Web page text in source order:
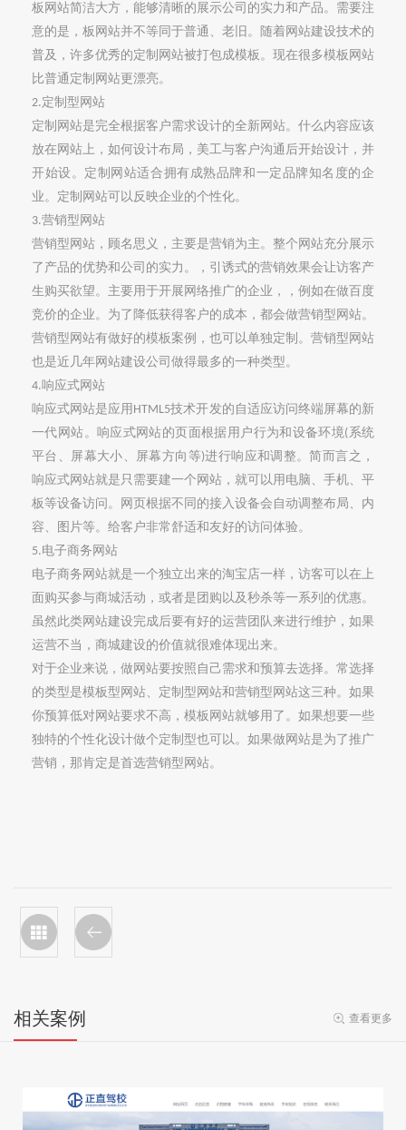
板网站简洁大方，能够清晰的展示公司的实力和产品。需要注
意的是，板网站并不等同于普通、老旧。随着网站建设技术的
普及，许多优秀的定制网站被打包成模板。现在很多模板网站
比普通定制网站更漂亮。
2.定制型网站
定制网站是完全根据客户需求设计的全新网站。什么内容应该
放在网站上，如何设计布局，美工与客户沟通后开始设计，并
开始设。定制网站适合拥有成熟品牌和一定品牌知名度的企
业。定制网站可以反映企业的个性化。
3.营销型网站
营销型 网站，顾名思义，主要是营销为主。整个网站充分展示
了产品的优势和公司的实力。
，引诱式的营销效果会让访客产
生购买欲望。 主要用于开展网络推广的企业 ， ，例如在做 百度
竞价的企业。为了降低获得客户的成本， 都会做营销型网站。
营销型网站有做好的模板案例，也可以单独定制。营销型网站
也是近几年网站建设公司做得最多的一种类型。
4.响应式网站
响应式网站是应用 HTML5技术开发的自适应访问终端屏幕的新
一代网站。响应式网站的页面根据用户行为和设备环境( 系统
平台、屏幕大小、屏幕方向等)进行响应和调整。简而言之，
响应式网站就是只需要建一个网站，就可以用电脑、手机、平
板等设备访问。网页根据不同的接入设备会自动调整布局、内
容、图片等。给客户非常舒适和友好的访问体验。
5.电子商务网站
电子商务网站就是一个独立出来的淘宝店一样，访客可以在上
面购买参与商城活动，或者是团购以及秒杀等一系列的优惠。
虽然此类网站建设完成后要有好的运营团队来进行维护，如果
运营不当，商城建设的价值就很难体现出来。
对于企业来说，做网站要按照自己需求和预算去选择。常选择
的类型是模板型网站、定制型网站和营销型网站这三种。如果
你预算低对网站要求不高，模板网站就够用了。如果想要一些
独特的个性化设计做个定制型也可以。如果做网站是为了推广
营销，那肯定是首选营销型网站。
相关案例 查看更多